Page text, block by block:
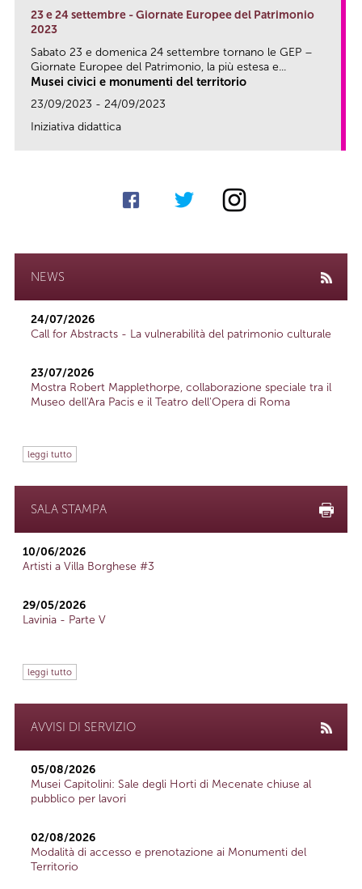
23 e 24 settembre - Giornate Europee del Patrimonio
2023
Sabato 23 e domenica 24 settembre tornano le GEP –
Giornate Europee del Patrimonio, la più estesa e...
Musei civici e monumenti del territorio
23/09/2023 - 24/09/2023
Iniziativa didattica
NEWS
24/07/2026
Call for Abstracts - La vulnerabilità del patrimonio culturale
23/07/2026
Mostra Robert Mapplethorpe, collaborazione speciale tra il
Museo dell'Ara Pacis e il Teatro dell'Opera di Roma
leggi tutto
SALA STAMPA
10/06/2026
Artisti a Villa Borghese #3
29/05/2026
Lavinia - Parte V
leggi tutto
AVVISI DI SERVIZIO
05/08/2026
Musei Capitolini: Sale degli Horti di Mecenate chiuse al
pubblico per lavori
02/08/2026
Modalità di accesso e prenotazione ai Monumenti del
Territorio